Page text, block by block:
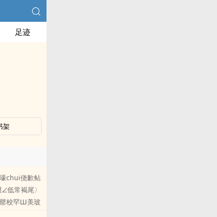
足迹
架
chui侥歉鲇
低常褐尾〉
校罕Ш美玻
筒『昧恕